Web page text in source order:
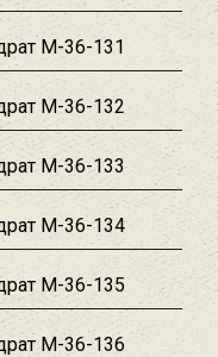
M-36-131
M-36-132
M-36-133
M-36-134
M-36-135
M-36-136